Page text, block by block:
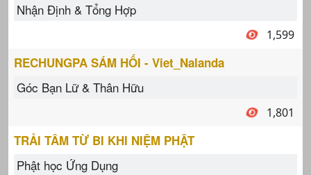
Nhận Định & Tổng Hợp
1,599
RECHUNGPA SÁM HỐI - Viet_Nalanda
Góc Bạn Lữ & Thân Hữu
1,801
TRẢI TÂM TỪ BI KHI NIỆM PHẬT
Phật học Ứng Dụng